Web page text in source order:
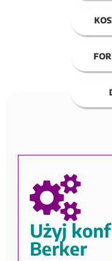
Użyj
Berker